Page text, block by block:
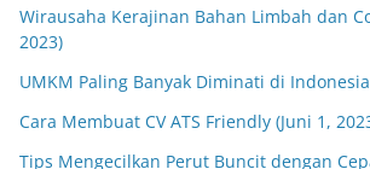
Wirausaha Kerajinan Bahan Limbah dan
2023)
UMKM Paling Banyak Diminati di
Cara Membuat CV ATS Friendly (Juni 1,
Tips Mengecilkan Perut Buncit dengan